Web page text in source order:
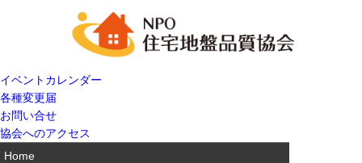
イベントカレンダー
各種変更届
お問い合せ
協会へのアクセス
Home